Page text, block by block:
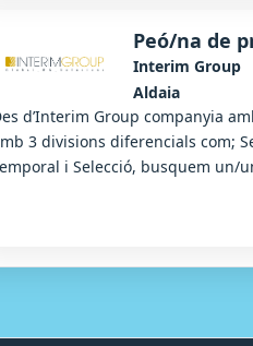
Peó/na de
Interim Group
Aldaia
d’Interim Group companyia
3 divisions diferencials com;
i Selecció, busquem un/